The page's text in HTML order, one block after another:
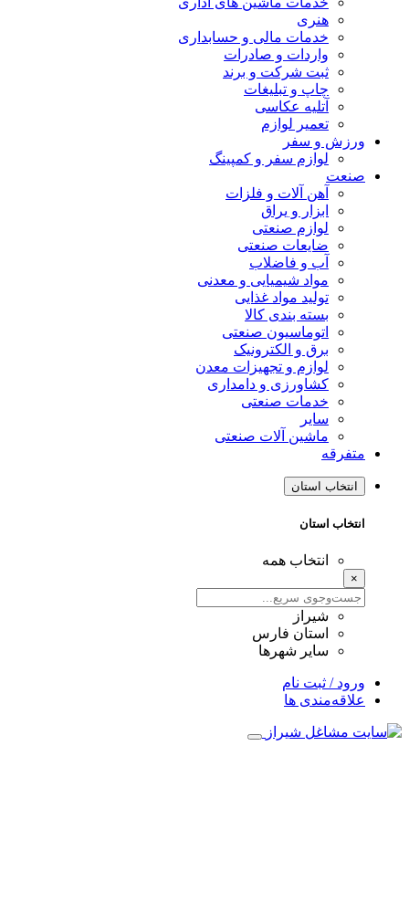
هنری
خدمات مالی و حسابداری
واردات و صادرات
ثبت شرکت و برند
چاپ و تبلیغات
آتلیه عکاسی
تعمیر لوازم
ورزش و سفر
لوازم سفر و کمپینگ
صنعت
آهن آلات و فلزات
ابزار و یراق
لوازم صنعتی
ضایعات صنعتی
آب و فاضلاب
مواد شیمیایی و معدنی
تولید مواد غذایی
بسته بندی کالا
اتوماسیون صنعتی
برق و الکترونیک
لوازم و تجهیزات معدن
کشاورزی و دامداری
خدمات صنعتی
سایر
ماشین آلات صنعتی
متفرقه
انتخاب استان
انتخاب استان
انتخاب همه
×
شیراز
استان فارس
سایر شهرها
ورود / ثبت نام
علاقه‌مندی ها